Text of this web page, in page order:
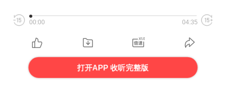
00:00 04:35
打开APP 收听完整版